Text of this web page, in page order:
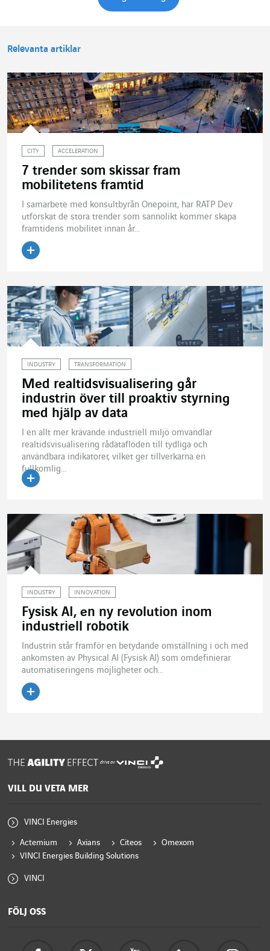
Relevanta artiklar
CITY ACCELERATION
7 trender som skissar fram
mobilitetens framtid
I samarbete med konsultbyrån Onepoint, har RATP Dev
utforskat de stora trender som sannolikt kommer skapa
framtidens mobilitet innan år...
INDUSTRY TRANSFORMATION
Med realtidsvisualisering går
industrin över till proaktiv styrning
med hjälp av data
I en allt mer krävande industriell miljö omvandlar
realtidsvisualisering rådataflöden till tydliga och
användbara indikatorer, vilket ger tillverkarna en
fullkomlig...
INDUSTRY INNOVATION
Fysisk AI, en ny revolution inom
industriell robotik
Industrin står framför en betydande omställning i och med
ankomsten av Physical AI (Fysisk AI) som omdefinierar
automatiseringens möjligheter och...
drivs av
VILL DU VETA MER
VINCI Energies
Actemium Axians Citeos
Omexom
VINCI Energies Building Solutions
VINCI
FÖLJ OSS